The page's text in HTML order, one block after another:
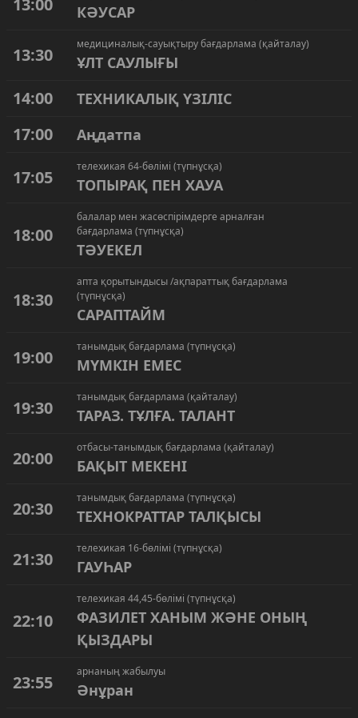
13:00 КӘУСАР
13:30
медициналық-сауықтыру бағдарлама (қайталау)
ҰЛТ САУЛЫҒЫ
14:00 ТЕХНИКАЛЫҚ ҮЗІЛІС
17:00 Аңдатпа
17:05
телехикая 64-бөлімі (түпнұсқа)
ТОПЫРАҚ ПЕН ХАУА
18:00
балалар мен жасөспірімдерге арналған
бағдарлама (түпнұсқа)
ТӘУЕКЕЛ
18:30
апта қорытындысы /ақпараттық бағдарлама
(түпнұсқа)
САРАПТАЙМ
19:00
танымдық бағдарлама (түпнұсқа)
МҮМКІН ЕМЕС
19:30
танымдық бағдарлама (қайталау)
ТАРАЗ. ТҰЛҒА. ТАЛАНТ
20:00
отбасы-танымдық бағдарлама (қайталау)
БАҚЫТ МЕКЕНІ
20:30
танымдық бағдарлама (түпнұсқа)
ТЕХНОКРАТТАР ТАЛҚЫСЫ
21:30
телехикая 16-бөлімі (түпнұсқа)
ГАУҺАР
22:10
телехикая 44,45-бөлімі (түпнұсқа)
ФАЗИЛЕТ ХАНЫМ ЖӘНЕ ОНЫҢ
ҚЫЗДАРЫ
23:55
арнаның жабылуы
Әнұран